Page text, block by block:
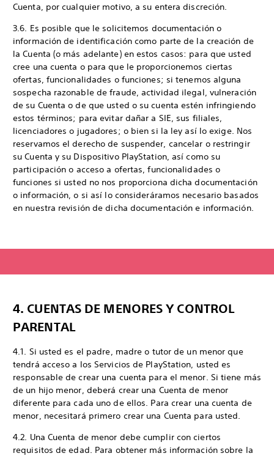
Cuenta, por cualquier motivo, a su entera discreción.
3.6. Es posible que le solicitemos documentación o
información de identificación como parte de la creación de
la Cuenta (o más adelante) en estos casos: para que usted
cree una cuenta o para que le proporcionemos ciertas
ofertas, funcionalidades o funciones; si tenemos alguna
sospecha razonable de fraude, actividad ilegal, vulneración
de su Cuenta o de que usted o su cuenta estén infringiendo
estos términos; para evitar dañar a SIE, sus filiales,
licenciadores o jugadores; o bien si la ley así lo exige. Nos
reservamos el derecho de suspender, cancelar o restringir
su Cuenta y su Dispositivo PlayStation, así como su
participación o acceso a ofertas, funcionalidades o
funciones si usted no nos proporciona dicha documentación
o información, o si así lo consideráramos necesario basados
en nuestra revisión de dicha documentación e información.
4. CUENTAS DE MENORES Y CONTROL
PARENTAL
4.1. Si usted es el padre, madre o tutor de un menor que
tendrá acceso a los Servicios de PlayStation, usted es
responsable de crear una cuenta para el menor. Si tiene más
de un hijo menor, deberá crear una Cuenta de menor
diferente para cada uno de ellos. Para crear una cuenta de
menor, necesitará primero crear una Cuenta para usted.
4.2. Una Cuenta de menor debe cumplir con ciertos
requisitos de edad. Para obtener más información sobre la